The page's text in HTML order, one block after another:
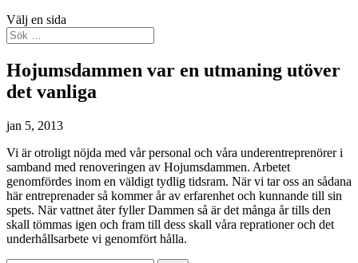
Välj en sida
Hojumsdammen var en utmaning utöver
det vanliga
jan 5, 2013
Vi är otroligt nöjda med vår personal och våra underentreprenörer i
samband med renoveringen av Hojumsdammen. Arbetet
genomfördes inom en väldigt tydlig tidsram. När vi tar oss an sådana
här entreprenader så kommer år av erfarenhet och kunnande till sin
spets. När vattnet åter fyller Dammen så är det många år tills den
skall tömmas igen och fram till dess skall våra reprationer och det
underhållsarbete vi genomfört hålla.